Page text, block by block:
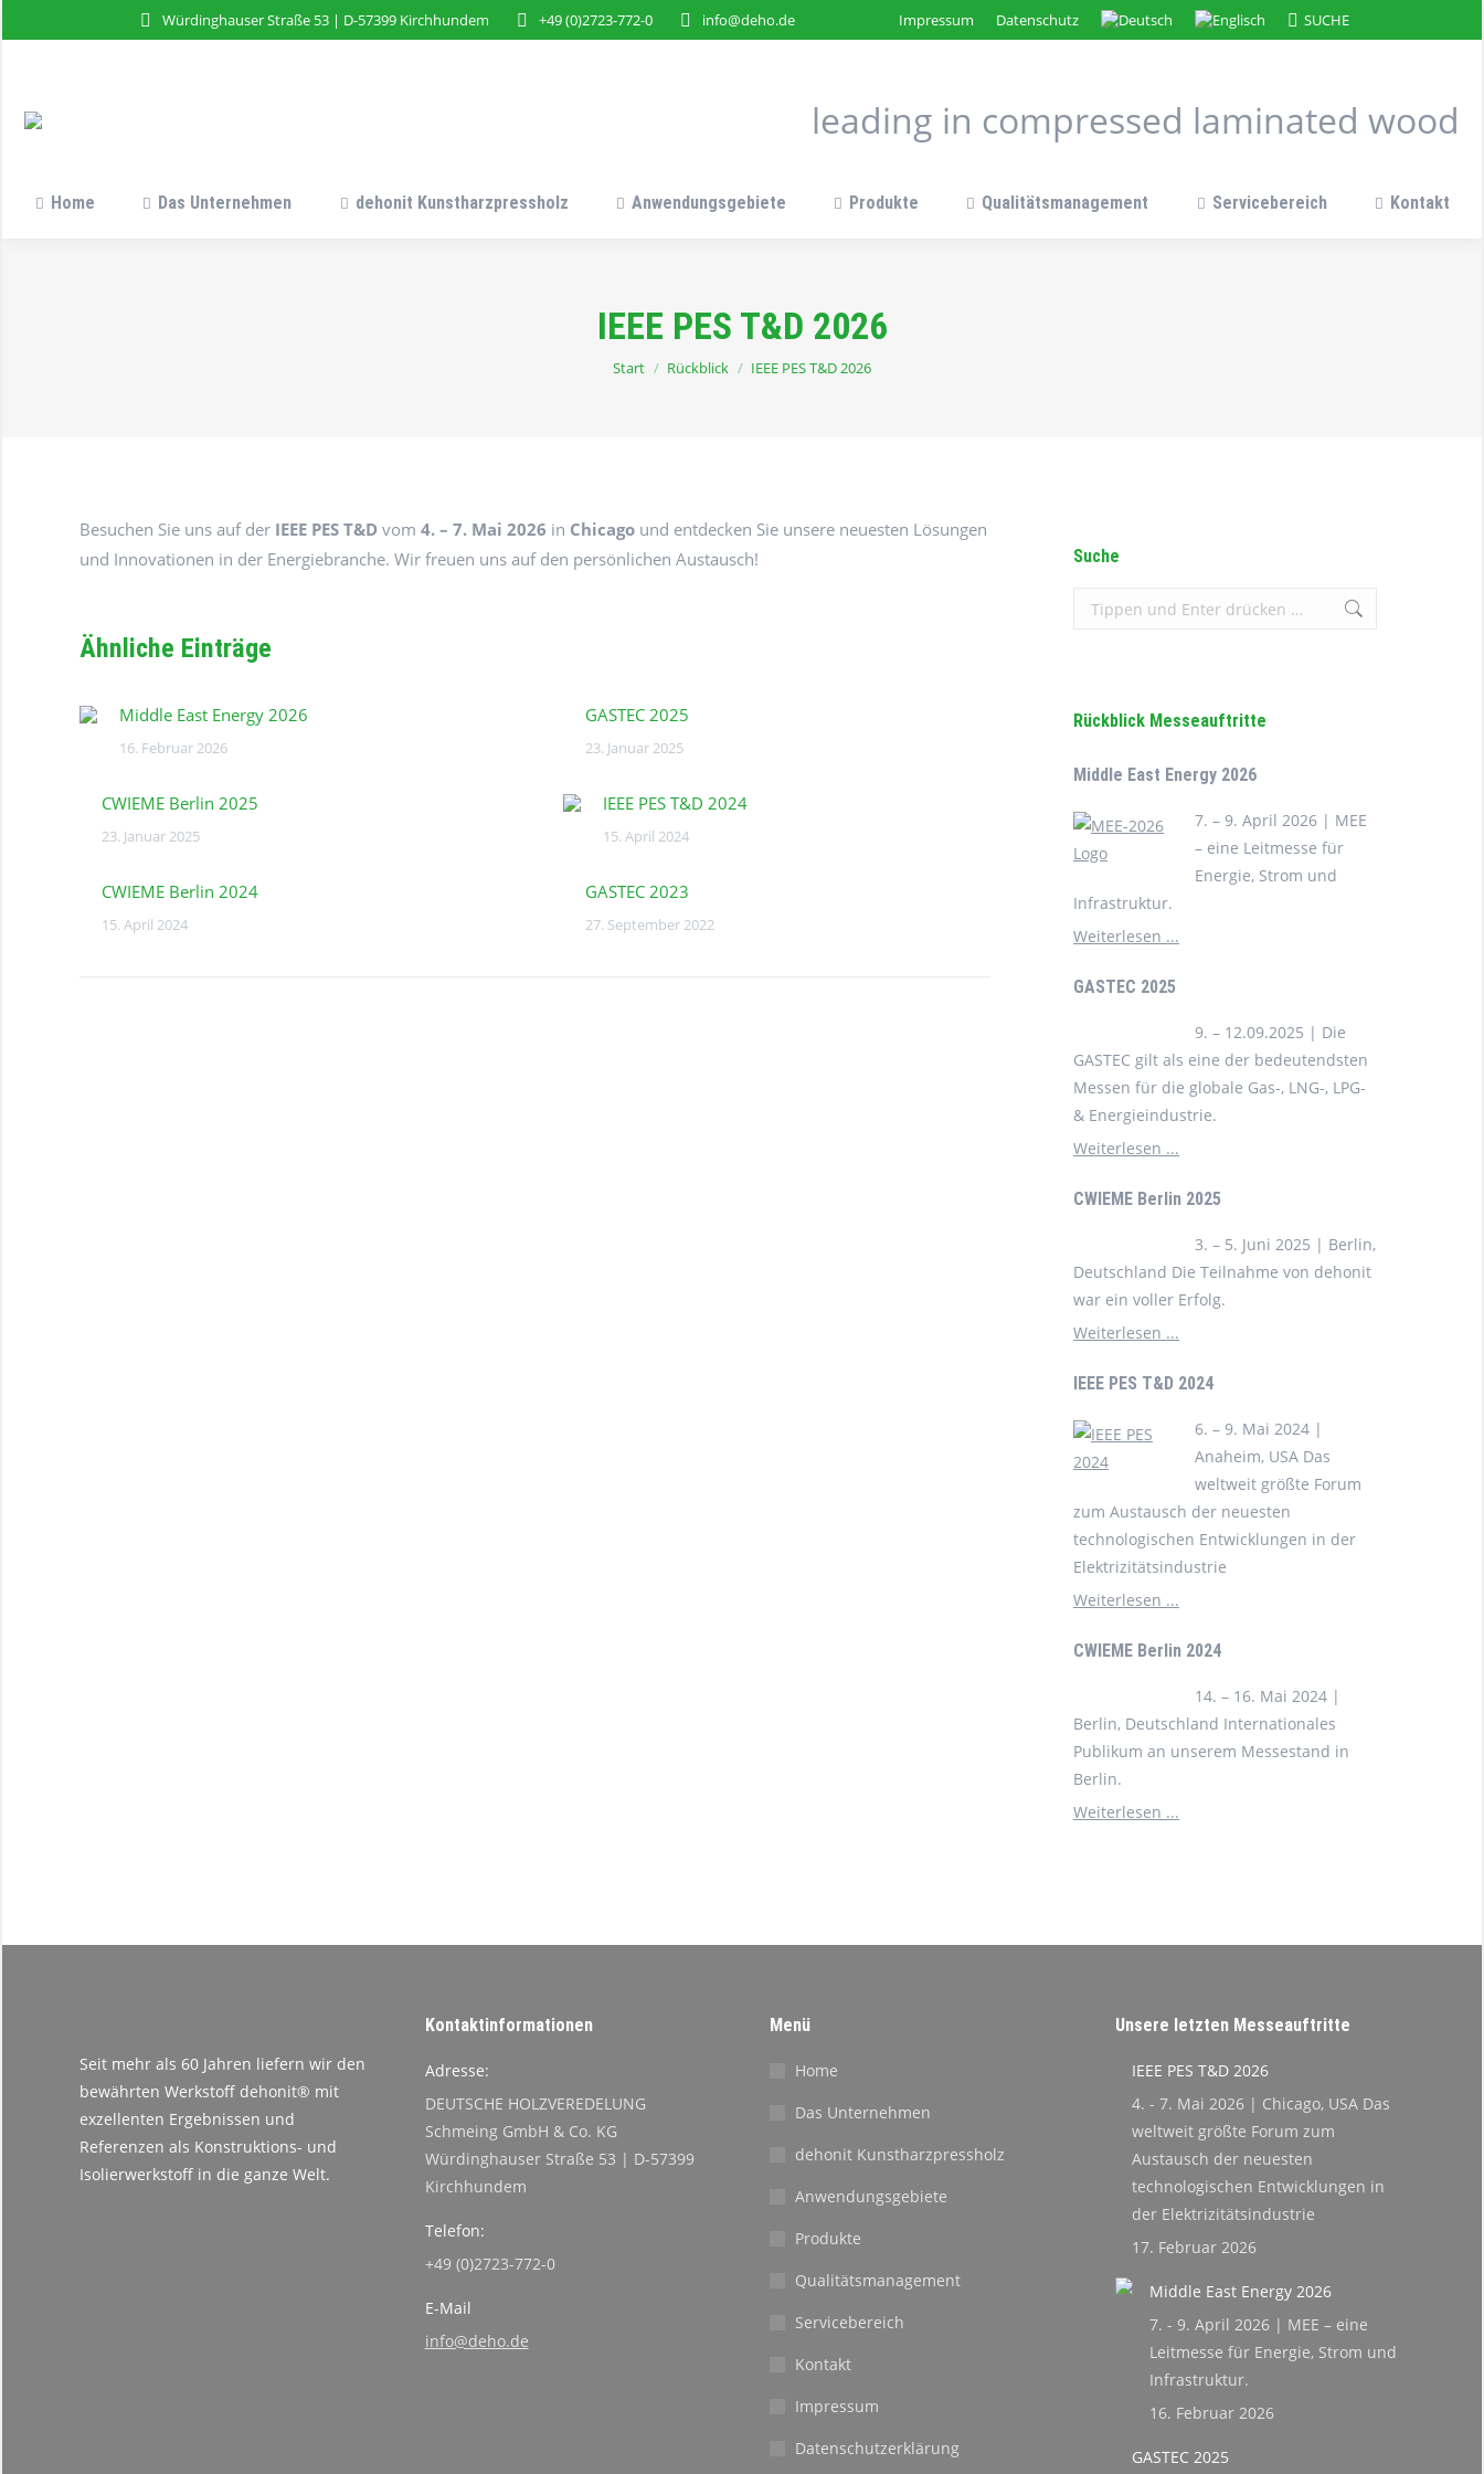
Würdinghauser Straße 53 | D-57399 Kirchhundem +49 (0)2723-772-0 info@deho.de Impressum Datenschutz Search:
SUCHE
leading in compressed laminated wood
Home Das Unternehmen dehonit Kunstharzpressholz Anwendungsgebiete Produkte Qualitätsmanagement Servicebereich Kontakt
IEEE PES T&D 2026
Sie befinden sich hier:
Start Rückblick IEEE PES T&D 2026
Besuchen Sie uns auf der IEEE PES T&D vom 4. – 7. Mai 2026 in Chicago und entdecken Sie unsere neuesten Lösungen
und Innovationen in der Energiebranche. Wir freuen uns auf den persönlichen Austausch!
Ähnliche Einträge
Middle East Energy 2026
16. Februar 2026
GASTEC 2025
23. Januar 2025
CWIEME Berlin 2025
23. Januar 2025
IEEE PES T&D 2024
15. April 2024
CWIEME Berlin 2024
15. April 2024
GASTEC 2023
27. September 2022
Suche
Search:
Rückblick Messeauftritte
Middle East Energy 2026
7. – 9. April 2026 | MEE
– eine Leitmesse für
Energie, Strom und
Infrastruktur.
Weiterlesen ...
GASTEC 2025
9. – 12.09.2025 | Die
GASTEC gilt als eine der bedeutendsten
Messen für die globale Gas-, LNG-, LPG-
& Energieindustrie.
Weiterlesen ...
CWIEME Berlin 2025
3. – 5. Juni 2025 | Berlin,
Deutschland Die Teilnahme von dehonit
war ein voller Erfolg.
Weiterlesen ...
IEEE PES T&D 2024
6. – 9. Mai 2024 |
Anaheim, USA Das
weltweit größte Forum
zum Austausch der neuesten
technologischen Entwicklungen in der
Elektrizitätsindustrie
Weiterlesen ...
CWIEME Berlin 2024
14. – 16. Mai 2024 |
Berlin, Deutschland Internationales
Publikum an unserem Messestand in
Berlin.
Weiterlesen ...
Seit mehr als 60 Jahren liefern wir den
bewährten Werkstoff dehonit® mit
exzellenten Ergebnissen und
Referenzen als Konstruktions- und
Isolierwerkstoff in die ganze Welt.
Kontaktinformationen
Adresse:
DEUTSCHE HOLZVEREDELUNG
Schmeing GmbH & Co. KG
Würdinghauser Straße 53 | D-57399
Kirchhundem
Telefon:
+49 (0)2723-772-0
E-Mail
info@deho.de
Menü
Home
Das Unternehmen
dehonit Kunstharzpressholz
Anwendungsgebiete
Produkte
Qualitätsmanagement
Servicebereich
Kontakt
Impressum
Datenschutzerklärung
Unsere letzten Messeauftritte
IEEE PES T&D 2026
4. - 7. Mai 2026 | Chicago, USA Das
weltweit größte Forum zum
Austausch der neuesten
technologischen Entwicklungen in
der Elektrizitätsindustrie
17. Februar 2026
Middle East Energy 2026
7. - 9. April 2026 | MEE – eine
Leitmesse für Energie, Strom und
Infrastruktur.
16. Februar 2026
GASTEC 2025